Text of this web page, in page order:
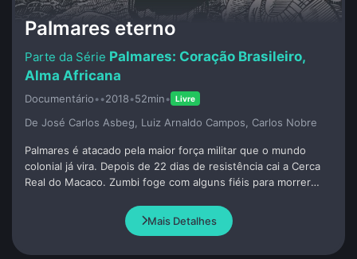
Palmares eterno
Palmares: Coração Brasileiro,
Alma Africana
Documentário••2018•52min• Livre
De José Carlos Asbeg, Luiz Arnaldo Campos, Carlos Nobre
Palmares é atacado pela maior força militar que o mundo
colonial já vira. Depois de 22 dias de resistência cai a Cerca
Real do Macaco. Zumbi foge com alguns fiéis para morrer
se rejubilam. Porém, a memória de Palmares segue viva,
inspirando gerações de brasileiros a lutarem por um mundo
Mais Detalhes